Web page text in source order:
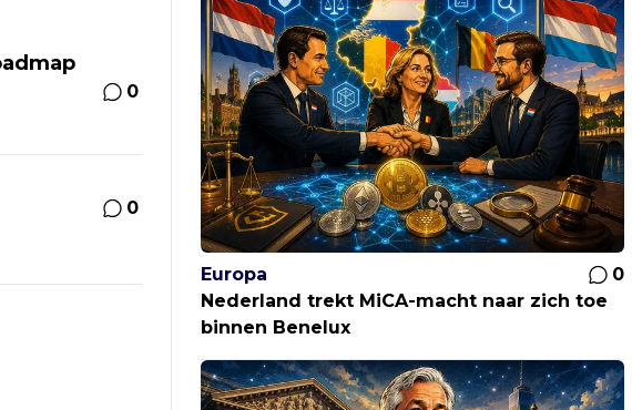
0
0
Europa
0
Nederland trekt MiCA-macht naar zich toe
binnen Benelux